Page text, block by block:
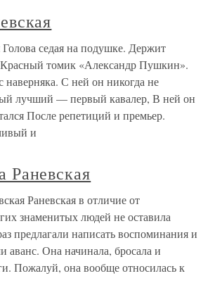
седая на подушке. Держит
Красный томик «Александр Пушкин».
наверняка. С ней он никогда не
лучший — первый кавалер, В ней он
После репетиций и премьер.
и
Раневская в отличие от
знаменитых людей не оставила
предлагали написать воспоминания и
аванс. Она начинала, бросала и
Пожалуй, она вообще относилась к